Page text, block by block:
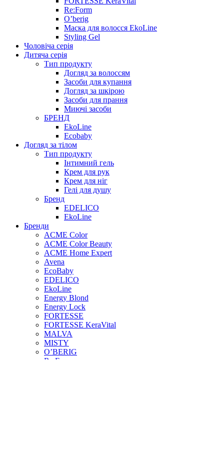
Re:Form
O’berig
Маска для волосся EkoLine
Styling Gel
Чоловіча серія
Дитяча серія
Тип продукту
Догляд за волоссям
Засоби для купання
Догляд за шкірою
Засоби для прання
Миючі засоби
БРЕНД
EkoLine
Ecobaby
Догляд за тілом
Тип продукту
Інтимний гель
Крем для рук
Крем для ніг
Гелі для душу
Бренд
EDELICO
EkoLine
Бренди
ACME Color
ACME Color Beauty
ACME Home Expert
Avena
EcoBaby
EDELICO
EkoLine
Energy Blond
Energy Lock
FORTESSE
FORTESSE KeraVital
MALVA
MISTY
O’BERIG
Re:Form